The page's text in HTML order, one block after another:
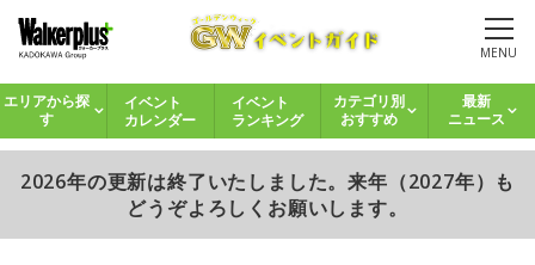
MENU
エリアから探
す
イベント
カレンダー
イベント
ランキング
カテゴリ別
おすすめ
最新
ニュース
2026年の更新は終了いたしました。来年（2027年）も
どうぞよろしくお願いします。